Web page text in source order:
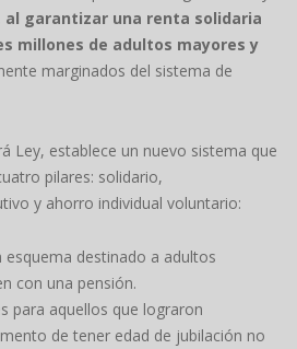
al garantizar una renta solidaria
millones de adultos mayores y
marginados del sistema de
Ley, establece un nuevo sistema que
pilares: solidario,
y ahorro individual voluntario:
esquema destinado a adultos
con una pensión.
para aquellos que lograron
de tener edad de jubilación no